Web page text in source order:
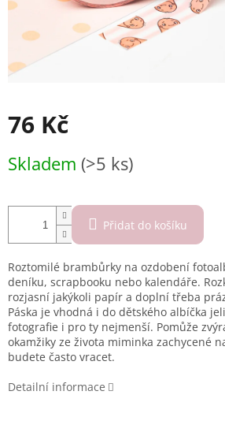
76 Kč
cena:
Skladem (>5 ks)
Přidat do košíku
Roztomilé brambůrky na ozdobení foto
deníku, scrapbooku nebo kalendáře.
rozjasní jakýkoli papír a doplní třeba
Páska je vhodná i do dětského albíčka
fotografie i pro ty nejmenší. Pomůže
okamžiky ze života miminka zachycené
budete často vracet.
Detailní informace